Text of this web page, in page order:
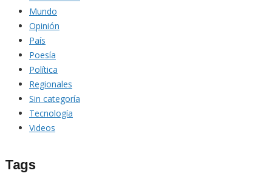
Mundo
Opinión
País
Poesía
Política
Regionales
Sin categoría
Tecnología
Videos
Tags